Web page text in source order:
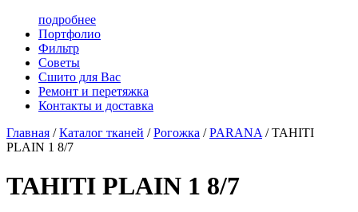
подробнее
Портфолио
Фильтр
Советы
Сшито для Вас
Ремонт и перетяжка
Контакты и доставка
Главная / Каталог тканей / Рогожка / PARANA / TAHITI
PLAIN 1 8/7
TAHITI PLAIN 1 8/7